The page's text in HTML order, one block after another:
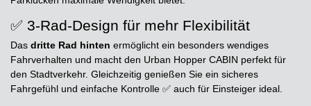
✅ 3-Rad-Design für mehr Flexibilität
Das dritte Rad hinten ermöglicht ein besonders wendiges
Fahrverhalten und macht den Urban Hopper CABIN perfekt für
den Stadtverkehr. Gleichzeitig genießen Sie ein sicheres
Fahrgefühl und einfache Kontrolle ✅ auch für Einsteiger ideal.